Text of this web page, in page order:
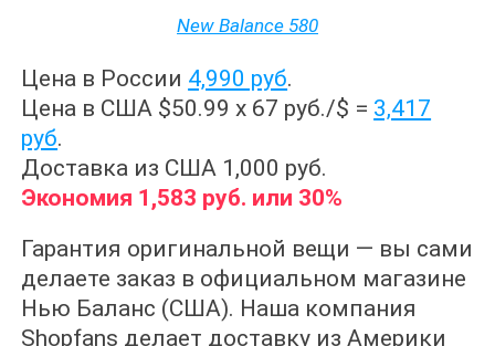
New Balance 580
Цена в России 4,990 руб.
Цена в США $50.99 x 67 руб./$ = 3,417
руб.
Доставка из США 1,000 руб.
Экономия 1,583 руб. или 30%
Гарантия оригинальной вещи — вы сами
делаете заказ в официальном магазине
Нью Баланс (США). Наша компания
Shopfans делает доставку из Америки